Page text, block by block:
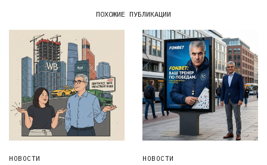
ПОХОЖИЕ ПУБЛИКАЦИИ
НОВОСТИ НОВОСТИ